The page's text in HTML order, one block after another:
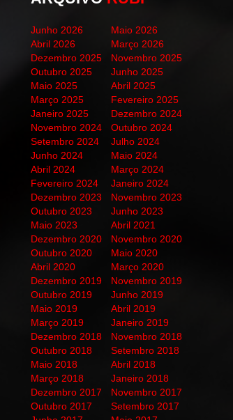
Junho 2026
Maio 2026
Abril 2026
Março 2026
Dezembro 2025
Novembro 2025
Outubro 2025
Junho 2025
Maio 2025
Abril 2025
Março 2025
Fevereiro 2025
Janeiro 2025
Dezembro 2024
Novembro 2024
Outubro 2024
Setembro 2024
Julho 2024
Junho 2024
Maio 2024
Abril 2024
Março 2024
Fevereiro 2024
Janeiro 2024
Dezembro 2023
Novembro 2023
Outubro 2023
Junho 2023
Maio 2023
Abril 2021
Dezembro 2020
Novembro 2020
Outubro 2020
Maio 2020
Abril 2020
Março 2020
Dezembro 2019
Novembro 2019
Outubro 2019
Junho 2019
Maio 2019
Abril 2019
Março 2019
Janeiro 2019
Dezembro 2018
Novembro 2018
Outubro 2018
Setembro 2018
Maio 2018
Abril 2018
Março 2018
Janeiro 2018
Dezembro 2017
Novembro 2017
Outubro 2017
Setembro 2017